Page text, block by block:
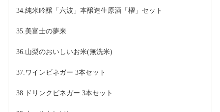
34.純米吟醸「六波」本醸造生原酒「櫂」セット
35.美富士の夢来
36.山梨のおいしいお米(無洗米)
37.ワインビネガー 3本セット
38.ドリンクビネガー 3本セット